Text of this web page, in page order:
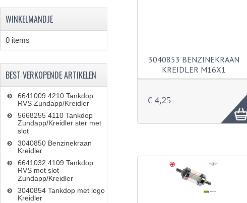
3040853 BENZINEKRAAN
KREIDLER M16X1
€ 4,25
WINKELMANDJE
0 items
BEST VERKOPENDE ARTIKELEN
6641009 4210 Tankdop
RVS Zundapp/Kreidler
5668255 4110 Tankdop
Zundapp/Kreidler ster met
slot
3040850 Benzinekraan
Kreidler
6641032 4109 Tankdop
RVS met slot
Zundapp/Kreidler
3040854 Tankdop met logo
Kreidler